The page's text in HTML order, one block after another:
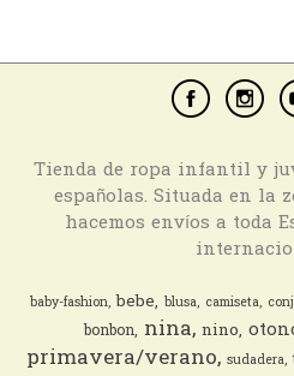
Tienda de ropa infantil y
españolas. Situada en la
hacemos envíos a toda
baby-fashion bebe blusa camiseta
bonbon nina nino
primavera/verano sudadera